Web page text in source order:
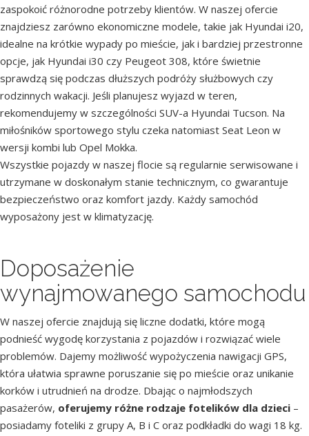
zaspokoić różnorodne potrzeby klientów. W naszej ofercie
znajdziesz zarówno ekonomiczne modele, takie jak Hyundai i20,
idealne na krótkie wypady po mieście, jak i bardziej przestronne
opcje, jak Hyundai i30 czy Peugeot 308, które świetnie
sprawdzą się podczas dłuższych podróży służbowych czy
rodzinnych wakacji. Jeśli planujesz wyjazd w teren,
rekomendujemy w szczególności SUV-a Hyundai Tucson. Na
miłośników sportowego stylu czeka natomiast Seat Leon w
wersji kombi lub Opel Mokka.
Wszystkie pojazdy w naszej flocie są regularnie serwisowane i
utrzymane w doskonałym stanie technicznym, co gwarantuje
bezpieczeństwo oraz komfort jazdy. Każdy samochód
wyposażony jest w klimatyzację.
Doposażenie
wynajmowanego samochodu
W naszej ofercie znajdują się liczne dodatki, które mogą
podnieść wygodę korzystania z pojazdów i rozwiązać wiele
problemów. Dajemy możliwość wypożyczenia nawigacji GPS,
która ułatwia sprawne poruszanie się po mieście oraz unikanie
korków i utrudnień na drodze. Dbając o najmłodszych
pasażerów, oferujemy różne rodzaje fotelików dla dzieci –
posiadamy foteliki z grupy A, B i C oraz podkładki do wagi 18 kg.